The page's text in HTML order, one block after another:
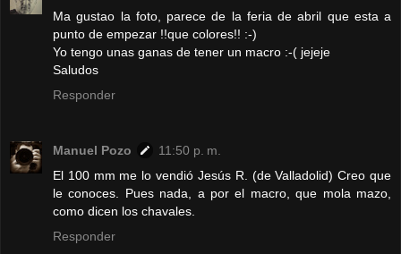
Ma gustao la foto, parece de la feria de abril que esta a
punto de empezar !!que colores!! :-)
Yo tengo unas ganas de tener un macro :-( jejeje
Saludos
Responder
Manuel Pozo
11:50 p. m.
El 100 mm me lo vendió Jesús R. (de Valladolid) Creo que
le conoces. Pues nada, a por el macro, que mola mazo,
como dicen los chavales.
Responder